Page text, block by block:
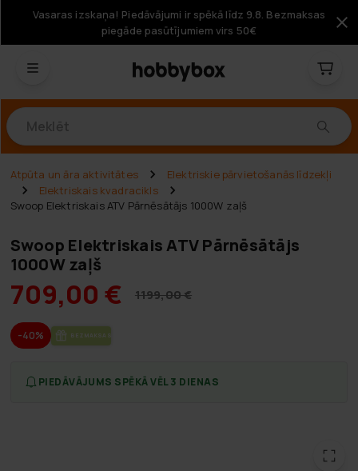
Vasaras izskaņa! Piedāvājumi ir spēkā līdz 9.8. Bezmaksas
piegāde pasūtījumiem virs 50€
Atpūta un āra aktivitātes
Elektriskie pārvietošanās līdzekļi
Elektriskais kvadracikls
Swoop Elektriskais ATV Pārnēsātājs 1000W zaļš
Swoop Elektriskais ATV Pārnēsātājs
1000W zaļš
709,00 € 1199,00 €
-40% BEZ­MAK­SAS PIE­GĀ­DE
PIEDĀVĀJUMS SPĒKĀ VĒL 3 DIENAS